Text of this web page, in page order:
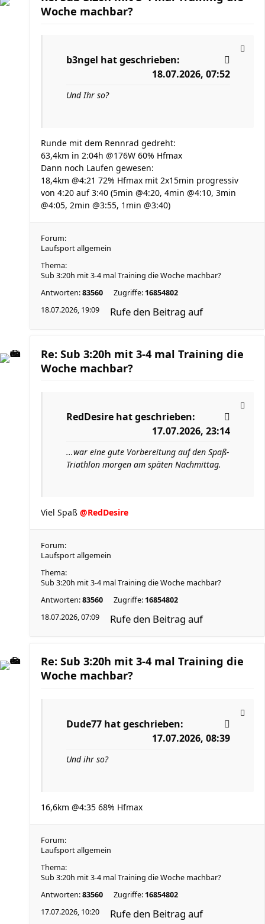
Woche machbar?
b3ngel hat geschrieben:
18.07.2026, 07:52
Und Ihr so?
Runde mit dem Rennrad gedreht:
63,4km in 2:04h @176W 60% Hfmax
Dann noch Laufen gewesen:
18,4km @4:21 72% Hfmax mit 2x15min progressiv
von 4:20 auf 3:40 (5min @4:20, 4min @4:10, 3min
@4:05, 2min @3:55, 1min @3:40)
Forum:
Laufsport allgemein
Thema:
Sub 3:20h mit 3-4 mal Training die Woche machbar?
Antworten:83560 Zugriffe: 16854802
18.07.2026, 19:09
Rufe den Beitrag auf
Re: Sub 3:20h mit 3-4 mal Training die
Woche machbar?
RedDesire hat geschrieben:
17.07.2026, 23:14
...war eine gute Vorbereitung auf den Spaß-
Triathlon morgen am späten Nachmittag.
Viel Spaß @RedDesire
Forum:
Laufsport allgemein
Thema:
Sub 3:20h mit 3-4 mal Training die Woche machbar?
Antworten:83560 Zugriffe: 16854802
18.07.2026, 07:09
Rufe den Beitrag auf
Re: Sub 3:20h mit 3-4 mal Training die
Woche machbar?
Dude77 hat geschrieben:
17.07.2026, 08:39
Und ihr so?
16,6km @4:35 68% Hfmax
Forum:
Laufsport allgemein
Thema:
Sub 3:20h mit 3-4 mal Training die Woche machbar?
Antworten:83560 Zugriffe: 16854802
17.07.2026, 10:20
Rufe den Beitrag auf